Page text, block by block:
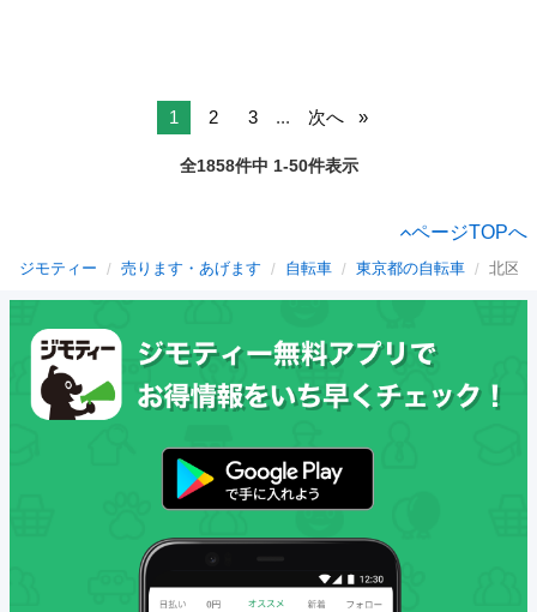
1 2 3 ... 次へ
全1858件中 1-50件表示
ページTOPへ
ジモティー 売ります・あげます 自転車 東京都の自転車 北区